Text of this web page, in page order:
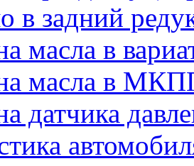
в задний
масла в
масла в
датчика